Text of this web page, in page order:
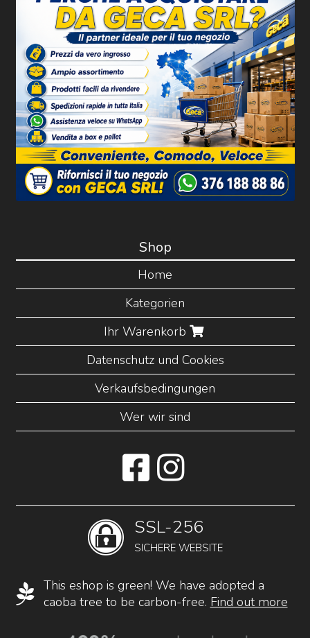
Shop
Home
Kategorien
Ihr Warenkorb
Datenschutz und Cookies
Verkaufsbedingungen
Wer wir sind
SSL-256
SICHERE WEBSITE
This eshop is green! We have adopted a
caoba tree to be carbon-free. Find out more